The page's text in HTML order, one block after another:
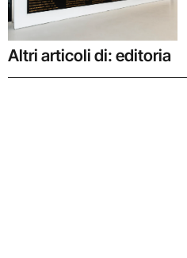
Altri articoli di: editoria